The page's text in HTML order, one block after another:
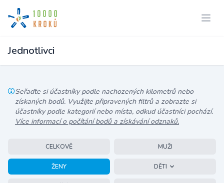
Jednotlivci
Seřaďte si účastníky podle nachozených kilometrů nebo
získaných bodů. Využijte připravených filtrů a zobrazte si
účastníky podle kategorií nebo místa, odkud účastníci pochází.
Více informací o počítání bodů a získávání odznaků.
CELKOVĚ MUŽI
ŽENY DĚTI